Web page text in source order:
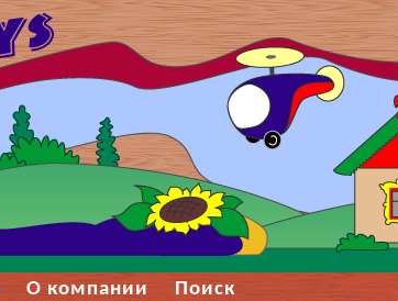
О компании Поиск